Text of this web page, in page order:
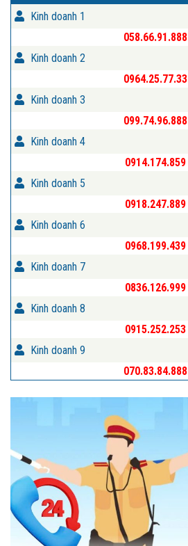
Kinh doanh 1
058.66.91.888
Kinh doanh 2
0964.25.77.33
Kinh doanh 3
099.74.96.888
Kinh doanh 4
0914.174.859
Kinh doanh 5
0918.247.889
Kinh doanh 6
0968.199.439
Kinh doanh 7
0836.126.999
Kinh doanh 8
0915.252.253
Kinh doanh 9
070.83.84.888